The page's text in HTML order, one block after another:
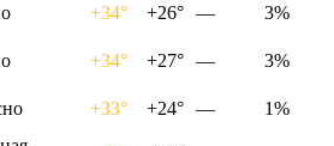
+34° +26° —
3%
+34° +27° —
3%
+33° +24° —
1%